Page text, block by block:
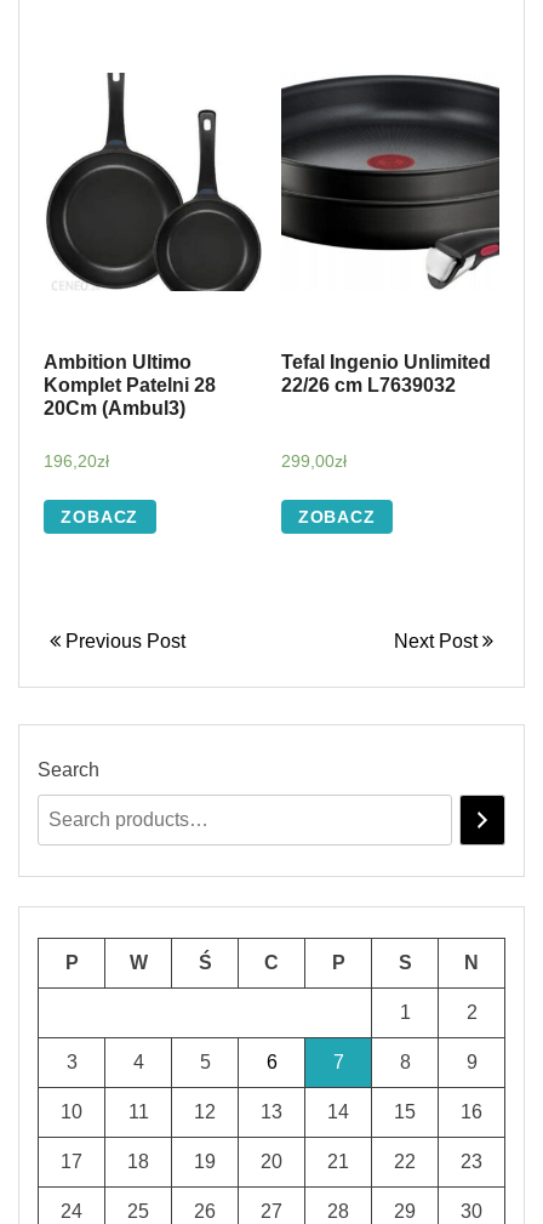
Ambition Ultimo
Komplet Patelni 28
20Cm (Ambul3)
196,20zł
ZOBACZ
Tefal Ingenio Unlimited
22/26 cm L7639032
299,00zł
ZOBACZ
Previous Post Next Post
Search
P W Ś C P S N
1 2
3 4 5 6 7 8 9
10 11 12 13 14 15 16
17 18 19 20 21 22 23
24 25 26 27 28 29 30